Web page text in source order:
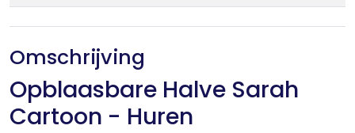
Omschrijving
Opblaasbare Halve Sarah
Cartoon - Huren